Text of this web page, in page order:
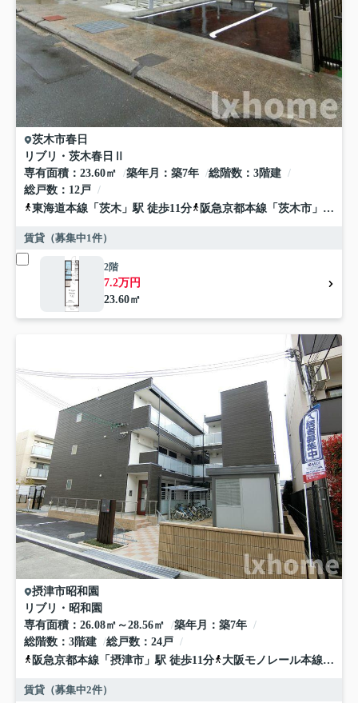
茨木市春日
リブリ・茨木春日Ⅱ
専有面積
23.60㎡ 築年月 築7年 総階数
3階建
総戸数
12戸
東海道本線 「 茨木 」駅 徒歩11分 阪急京都本線 「 茨木市 」駅 徒歩22分
賃貸（募集中1件）
2階
7.2万円
23.60㎡
摂津市昭和園
リブリ・昭和園
専有面積
26.08㎡～28.56㎡ 築年月
築7年
総階数
3階建 総戸数
24戸
阪急京都本線 「 摂津市 」駅 徒歩11分 大阪モノレール本線「
賃貸（募集中2件）